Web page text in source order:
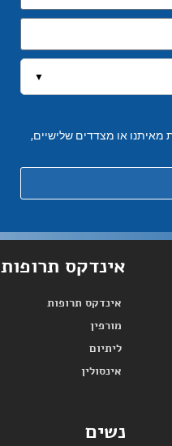
▼
מאיתנו או מצדדים שלישיים,
אינדקס תרופות
אינדקס תרופות
מורפין
ליתיום
אינסולין
נשים